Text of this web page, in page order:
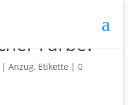
Farbe?
Anzug, Etikette | 0